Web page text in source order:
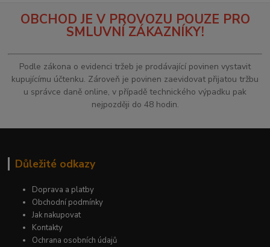
OBCHOD JE V PROVOZU POUZE PRO
SMLUVNÍ ZÁKAZNÍKY!
Podle zákona o evidenci tržeb je prodávající povinen vystavit
kupujícímu účtenku. Zároveň je povinen zaevidovat přijatou tržbu
u správce daně online, v případě technického výpadku pak
nejpozději do 48 hodin.
Důležité odkazy
Doprava a platby
Obchodní podmínky
Jak nakupovat
Kontakty
Ochrana osobních údajů